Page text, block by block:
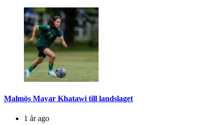
Malmös Mayar Khatawi till landslaget
1 år ago